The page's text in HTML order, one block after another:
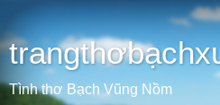
Tình thơ Bạch Vũng Nồm